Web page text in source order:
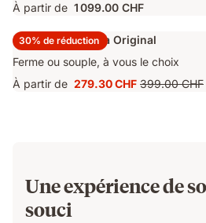
À partir de 1 099.00 CHF
30% de réduction
Surmatelas Emma Original
Ferme ou souple, à vous le choix
À partir de Prix
279.30 CHF Prix
399.00 CHF
Une expérience de
souci